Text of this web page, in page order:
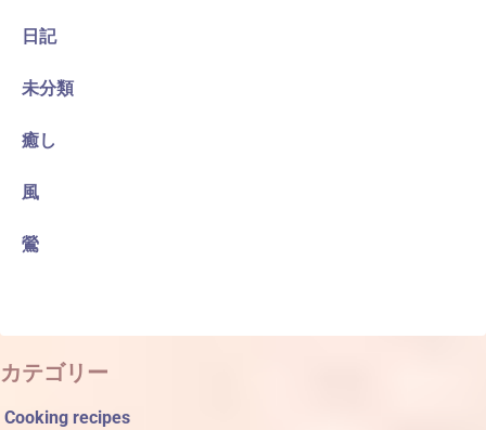
日記
未分類
癒し
風
鶯
カテゴリー
Cooking recipes